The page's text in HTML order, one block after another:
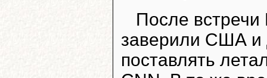
После встречи
заверили США и
поставлять